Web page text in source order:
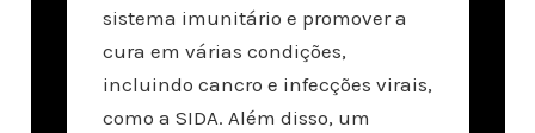
sistema imunitário e promover a
cura em várias condições,
incluindo cancro e infecções virais,
como a SIDA. Além disso, um